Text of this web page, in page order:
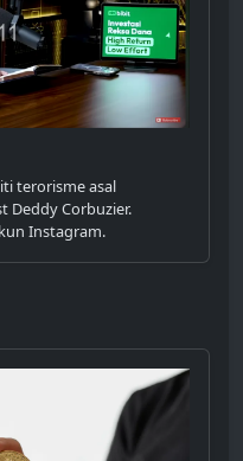
terorisme asal
Deddy Corbuzier.
Instagram.